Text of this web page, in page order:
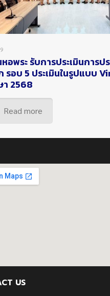
หอพระ รับการประเมินการ
รอบ 5 ประเมินในรูปแบบ
2568
Read more
US